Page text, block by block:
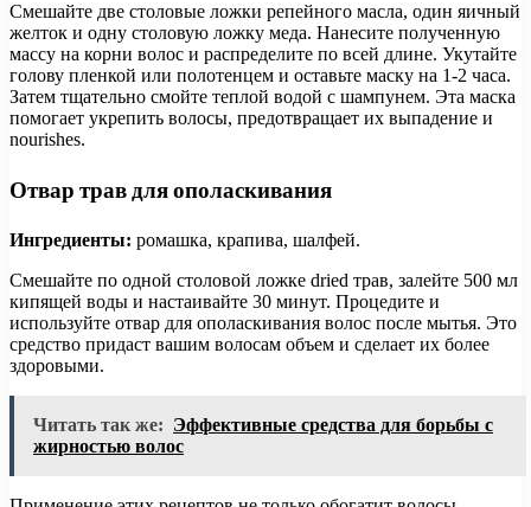
Смешайте две столовые ложки репейного масла, один яичный
желток и одну столовую ложку меда. Нанесите полученную
массу на корни волос и распределите по всей длине. Укутайте
голову пленкой или полотенцем и оставьте маску на 1-2 часа.
Затем тщательно смойте теплой водой с шампунем. Эта маска
помогает укрепить волосы, предотвращает их выпадение и
nourishes.
Отвар трав для ополаскивания
Ингредиенты: ромашка, крапива, шалфей.
Смешайте по одной столовой ложке dried трав, залейте 500 мл
кипящей воды и настаивайте 30 минут. Процедите и
используйте отвар для ополаскивания волос после мытья. Это
средство придаст вашим волосам объем и сделает их более
здоровыми.
Читать так же: Эффективные средства для борьбы с
жирностью волос